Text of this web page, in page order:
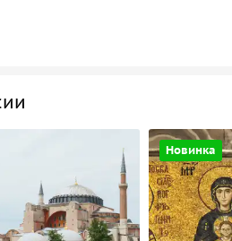
Новинка